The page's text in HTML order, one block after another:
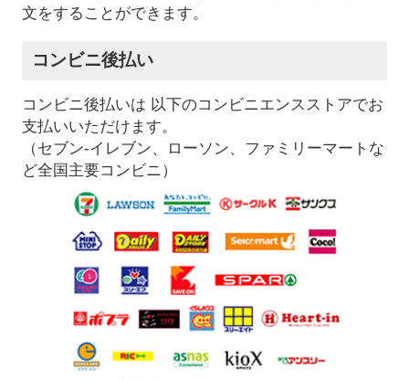
文をすることができます。
コンビニ後払い
コンビニ後払いは 以下のコンビニエンスストアでお
支払いいただけます。
（セブン-イレブン、ローソン、ファミリーマートな
ど全国主要コンビニ）